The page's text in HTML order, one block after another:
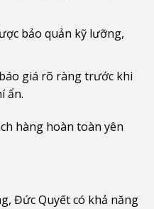
bảo quản kỹ lưỡng,
giá rõ ràng trước khi
ẩn.
hàng hoàn toàn yên
Đức Quyết có khả năng